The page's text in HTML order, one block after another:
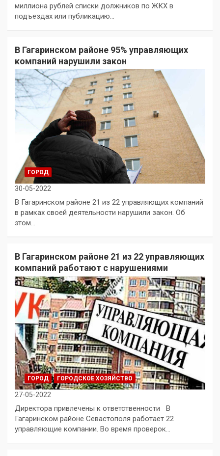
миллиона рублей списки должников по ЖКХ в
подъездах или публикацию…
В Гагаринском районе 95% управляющих
компаний нарушили закон
ГОРОД
30-05-2022
В Гагаринском районе 21 из 22 управляющих компаний
в рамках своей деятельности нарушили закон. Об
этом…
В Гагаринском районе 21 из 22 управляющих
компаний работают с нарушениями
ГОРОД ГОРОДСКОЕ ХОЗЯЙСТВО
27-05-2022
Директора привлечены к ответственности В
Гагаринском районе Севастополя работает 22
управляющие компании. Во время проверок…